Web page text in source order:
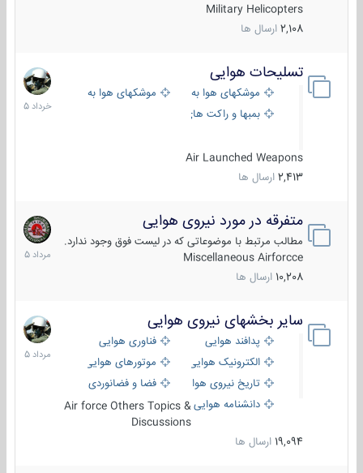
Military Helicopters
2,108 ارسال ها
تسلیحات هوایی
موشکهای هوا به هوا
موشکهای هوا به سطح
بمبها و راکت های هوایی
Air Launched Weapons
2,413 ارسال ها
30
خرداد
1405
متفرقه در مورد نیروی هوایی
مطالب مرتبط با موضوعاتی که در لیست فوق وجود ندارد.
Miscellaneous Airforcce
10,208 ارسال ها
7
مرداد
1405
سایر بخشهای نیروی هوایی
پدافند هوایی
فناوری هوایی
الکترونیک هوایی
موتورهای هوایی
تاریخ نیروی هوایی
فضا و فضانوردی
دانشنامه هواییAir force Others Topics &
Discussions
19,094 ارسال ها
2
مرداد
1405